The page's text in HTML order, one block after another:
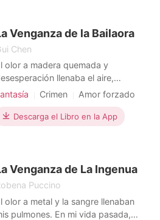
mi hija Lu
Venganza de la Bailaora
Chen
olor a madera quemada y
llenaba el aire,
a mi piel como miedo. Mi
tablao en llamas, y Máximo Castillo, el
torero que me despreciaba, intentaba
de castañuelas t
Crimen
Amor forzado
Venganza
Protagonista Poderosa
Descarga el Libro en la App
Venganza de La Ingenua
Puccino
olor a metal y la sangre llenaban
pulmones. En mi vida pasada,